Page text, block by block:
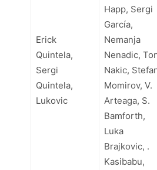
Erick
Quintela,
Sergi
Quintela,
Lukovic
Happ, Sergi
García,
Nemanja
Nenadic,
Nakic,
Momirov, V.
Arteaga, S.
Bamforth,
Luka
Brajkovic, .
Kasibabu,